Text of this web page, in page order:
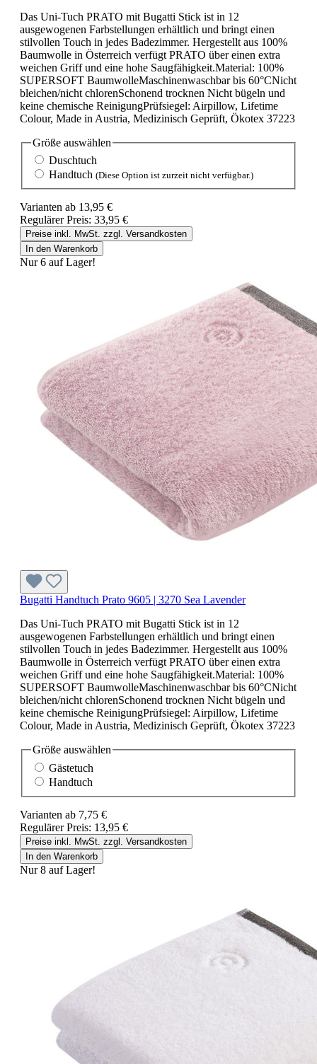
Das Uni-Tuch PRATO mit Bugatti Stick ist in 12
ausgewogenen Farbstellungen erhältlich und bringt einen
stilvollen Touch in jedes Badezimmer. Hergestellt aus 100%
Baumwolle in Österreich verfügt PRATO über einen extra
weichen Griff und eine hohe Saugfähigkeit.Material: 100%
SUPERSOFT BaumwolleMaschinenwaschbar bis 60°CNicht
bleichen/nicht chlorenSchonend trocknen Nicht bügeln und
keine chemische ReinigungPrüfsiegel: Airpillow, Lifetime
Colour, Made in Austria, Medizinisch Geprüft, Ökotex 37223
Größe auswählen
Duschtuch
Handtuch (Diese Option ist zurzeit nicht verfügbar.)
Varianten ab 13,95 €
Regulärer Preis: 33,95 €
Preise inkl. MwSt. zzgl. Versandkosten
In den Warenkorb
Nur 6 auf Lager!
Bugatti Handtuch Prato 9605 | 3270 Sea Lavender
Das Uni-Tuch PRATO mit Bugatti Stick ist in 12
ausgewogenen Farbstellungen erhältlich und bringt einen
stilvollen Touch in jedes Badezimmer. Hergestellt aus 100%
Baumwolle in Österreich verfügt PRATO über einen extra
weichen Griff und eine hohe Saugfähigkeit.Material: 100%
SUPERSOFT BaumwolleMaschinenwaschbar bis 60°CNicht
bleichen/nicht chlorenSchonend trocknen Nicht bügeln und
keine chemische ReinigungPrüfsiegel: Airpillow, Lifetime
Colour, Made in Austria, Medizinisch Geprüft, Ökotex 37223
Größe auswählen
Gästetuch
Handtuch
Varianten ab 7,75 €
Regulärer Preis: 13,95 €
Preise inkl. MwSt. zzgl. Versandkosten
In den Warenkorb
Nur 8 auf Lager!